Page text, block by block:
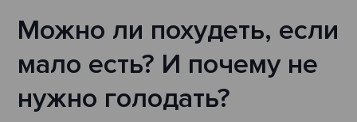
Можно ли похудеть, если
мало есть? И почему не
нужно голодать?